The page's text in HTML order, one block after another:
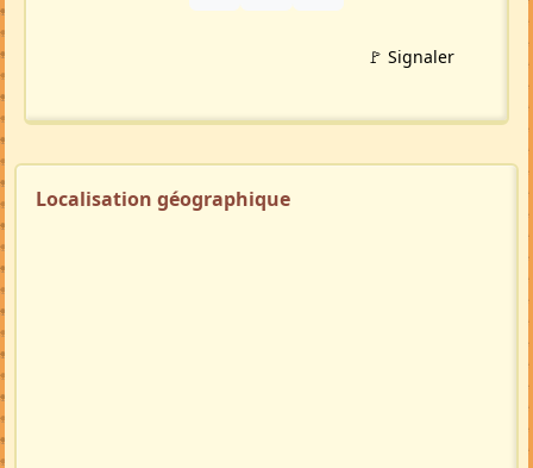
🚩 Signaler
Localisation géographique